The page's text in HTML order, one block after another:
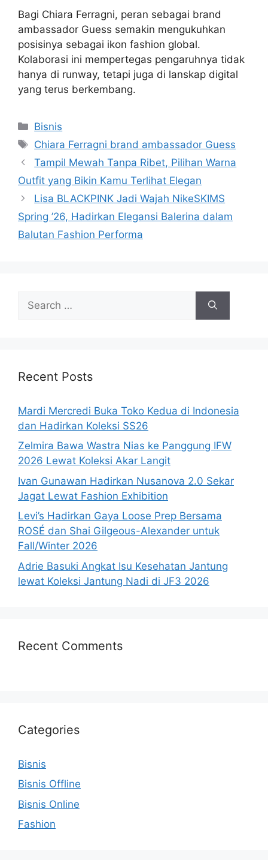
Bagi Chiara Ferragni, peran sebagai brand
ambassador Guess semakin mengukuhkan
posisinya sebagai ikon fashion global.
Kolaborasi ini mempertegas pengaruhnya tidak
hanya di runway, tetapi juga di lanskap digital
yang terus berkembang.
Categories
Bisnis
Tags
Chiara Ferragni brand ambassador Guess
Tampil Mewah Tanpa Ribet, Pilihan Warna
Outfit yang Bikin Kamu Terlihat Elegan
Lisa BLACKPINK Jadi Wajah NikeSKIMS
Spring ’26, Hadirkan Elegansi Balerina dalam
Balutan Fashion Performa
for:
Recent Posts
Mardi Mercredi Buka Toko Kedua di Indonesia
dan Hadirkan Koleksi SS26
Zelmira Bawa Wastra Nias ke Panggung IFW
2026 Lewat Koleksi Akar Langit
Ivan Gunawan Hadirkan Nusanova 2.0 Sekar
Jagat Lewat Fashion Exhibition
Levi’s Hadirkan Gaya Loose Prep Bersama
ROSÉ dan Shai Gilgeous-Alexander untuk
Fall/Winter 2026
Adrie Basuki Angkat Isu Kesehatan Jantung
lewat Koleksi Jantung Nadi di JF3 2026
Recent Comments
Categories
Bisnis
Bisnis Offline
Bisnis Online
Fashion